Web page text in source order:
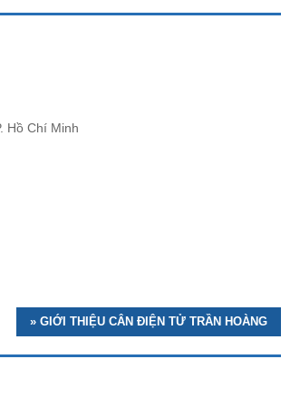
Hồ Chí Minh
» GIỚI THIỆU CÂN ĐIỆN TỬ TRẦN HOÀNG